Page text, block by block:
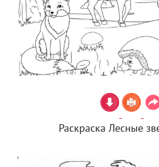
Раскраска Лесные